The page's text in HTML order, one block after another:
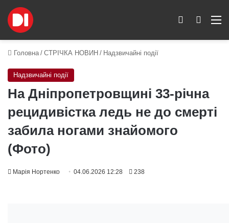
Пошук
Switch skin
Головна / СТРІЧКА НОВИН / Надзвичайні події
Надзвичайні події
На Дніпропетровщині 33-річна
рецидивістка ледь не до смерті
забила ногами знайомого
(Фото)
Марія Нортенко 04.06.2026 12:28 238